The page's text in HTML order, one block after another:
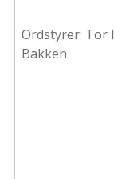
Ordstyrer: Tor
Bakken